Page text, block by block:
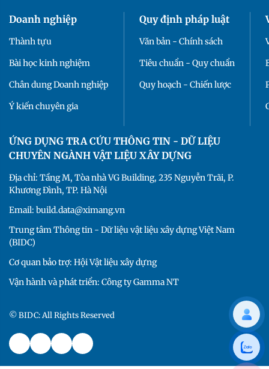
Doanh nghiệp
Thành tựu
Bài học kinh nghiệm
Chân dung Doanh nghiệp
Ý kiến chuyên gia
Quy định pháp luật
Văn bản - Chính sách
Tiêu chuẩn - Quy chuẩn
Quy hoạch - Chiến lược
ỨNG DỤNG TRA CỨU THÔNG TIN - DỮ LIỆU
CHUYÊN NGÀNH VẬT LIỆU XÂY DỰNG
Địa chỉ: Tầng M, Tòa nhà VG Building, 235 Nguyễn Trãi, P.
Khương Đình, TP. Hà Nội
Email: build.data@ximang.vn
Trung tâm Thông tin - Dữ liệu vật liệu xây dựng Việt Nam
(BIDC)
Cơ quan bảo trợ: Hội Vật liệu xây dựng
Vận hành và phát triển: Công ty Gamma NT
© BIDC: All Rights Reserved